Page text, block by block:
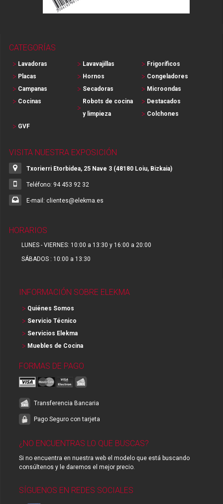
CATEGORÍAS
Lavadoras Lavavajillas
Frigoríficos
Placas
Hornos
Congeladores
Campanas
Secadoras
Microondas
Cocinas
Robots de cocina
y limpieza
Destacados
Colchones
GVF
VISITA NUESTRA EXPOSICIÓN
Txorierri Etorbidea, 25 Nave 3 (48180 Loiu, Bizkaia)
Teléfono: 94 453 92 32
E-mail: clientes@elekma.es
HORARIOS
LUNES - VIERNES: 10:00 a 13:30 y 16:00 a 20:00
SÁBADOS : 10:00 a 13:30
INFORMACIÓN SOBRE ELEKMA
Quiénes Somos
Servicio Técnico
Servicios Elekma
Muebles de Cocina
FORMAS DE PAGO
Transferencia Bancaria
Pago Seguro con tarjeta
¿NO ENCUENTRAS LO QUE BUSCAS?
Si no encuentra en nuestra web el modelo que está buscando
consúltenos y le daremos el mejor precio.
SÍGUENOS EN REDES SOCIALES